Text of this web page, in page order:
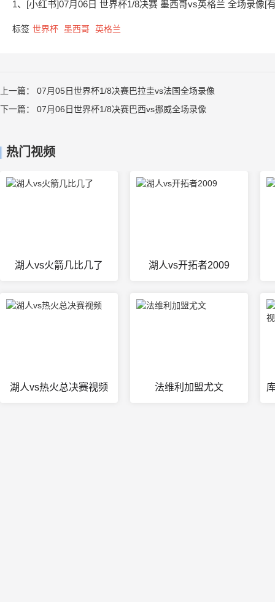
1、[小红书]07月06日 世界杯1/8决赛 墨西哥vs英格兰 全场录像[
标签 世界杯 墨西哥 英格兰
上一篇： 07月05日世界杯1/8决赛巴拉圭vs法国全场录像
下一篇： 07月06日世界杯1/8决赛巴西vs挪威全场录像
热门视频
湖人vs火箭几比几了 湖人vs开拓者2009
湖人vs热火总决赛视频 法维利加盟尤文